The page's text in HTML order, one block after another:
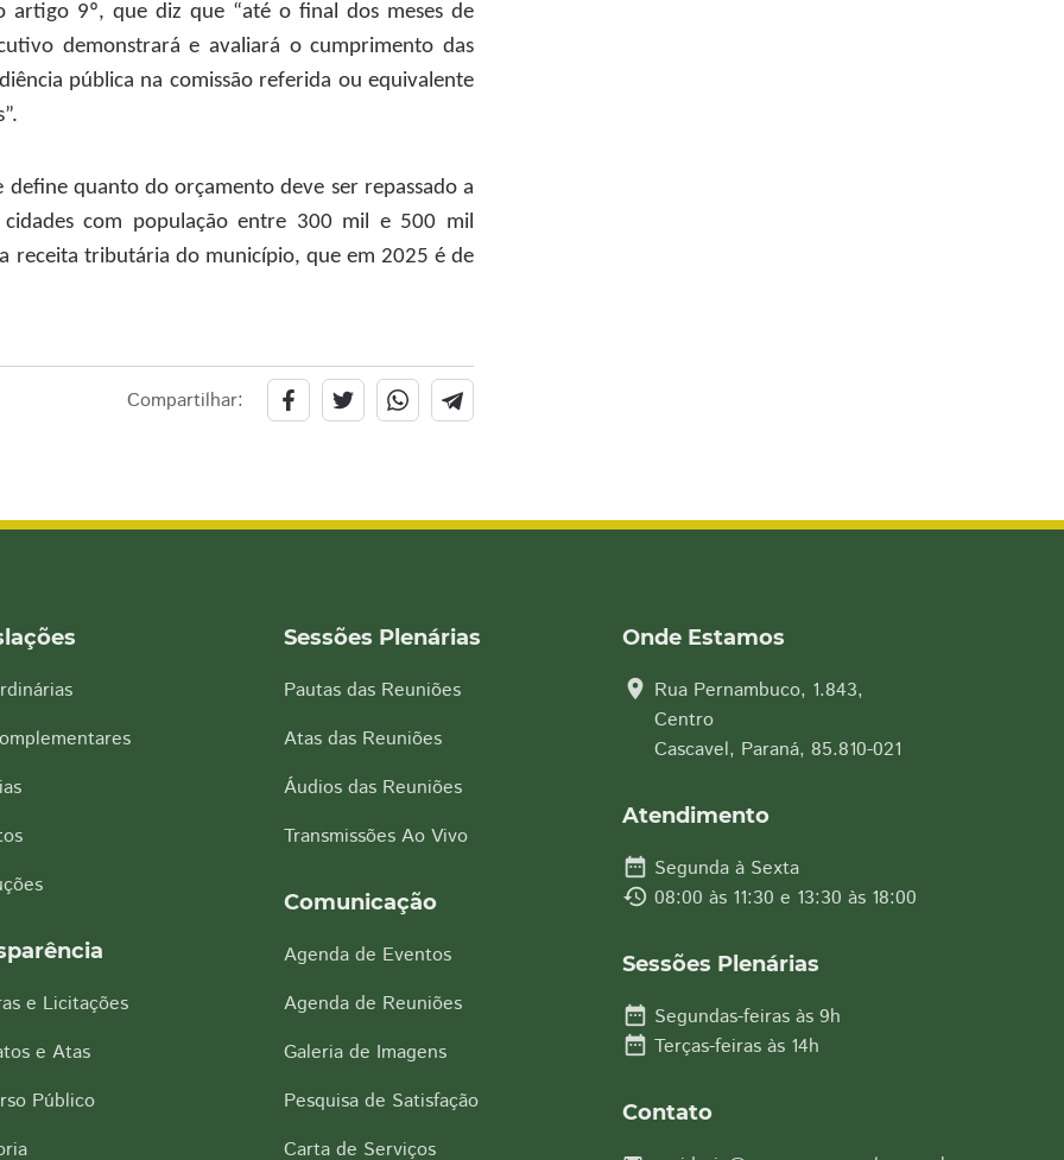
artigo 9º, que diz que “até o final dos meses de
demonstrará e avaliará o cumprimento das
pública na comissão referida ou equivalente
quanto do orçamento deve ser repassado a
com população entre 300 mil e 500 mil
receita tributária do município, que em 2025 é de
Compartilhar:
e Licitações
e Atas
Público
Sessões Plenárias
Pautas das Reuniões
Atas das Reuniões
Áudios das Reuniões
Transmissões Ao Vivo
Comunicação
Agenda de Eventos
Agenda de Reuniões
Galeria de Imagens
Pesquisa de Satisfação
Carta de Serviços
Onde Estamos
location_on Rua Pernambuco, 1.843,
Centro
Cascavel, Paraná, 85.810-021
Atendimento
date_range Segunda à Sexta
history 08:00 às 11:30 e 13:30 às 18:00
Sessões Plenárias
date_range Segundas-feiras às 9h
date_range Terças-feiras às 14h
Contato